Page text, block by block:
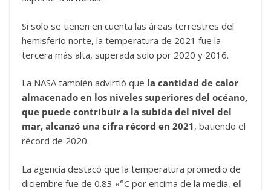
Si solo se tienen en cuenta las áreas terrestres del
hemisferio norte, la temperatura de 2021 fue la
tercera más alta, superada solo por 2020 y 2016.
La NASA también advirtió que la cantidad de calor
almacenado en los niveles superiores del océano,
que puede contribuir a la subida del nivel del
mar, alcanzó una cifra récord en 2021, batiendo el
récord de 2020.
La agencia destacó que la temperatura promedio de
diciembre fue de 0.83 «°C por encima de la media, el